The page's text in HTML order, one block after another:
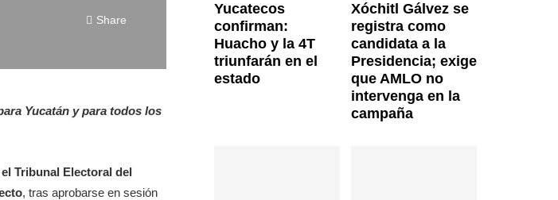
Share
Yucatán y para todos los
Tribunal Electoral del
, tras aprobarse en sesión
Yucatecos
confirman:
Huacho y la 4T
triunfarán en el
estado
Xóchitl Gálvez se
registra como
candidata a la
Presidencia; exige
que AMLO no
intervenga en la
campaña